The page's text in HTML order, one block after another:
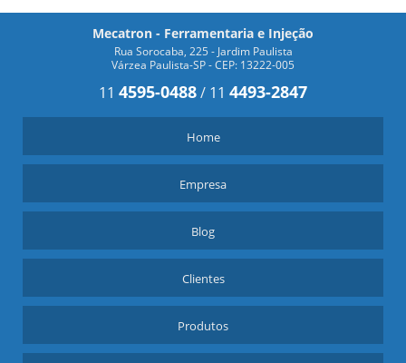
Mecatron - Ferramentaria e Injeção
Rua Sorocaba, 225 - Jardim Paulista
Várzea Paulista-SP - CEP: 13222-005
11 4595-0488/ 11 4493-2847
Home
Empresa
Blog
Clientes
Produtos